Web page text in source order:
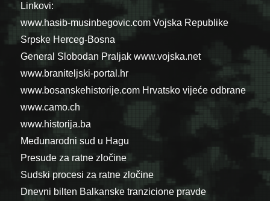
Linkovi:
www.hasib-musinbegovic.com Vojska Republike
Srpske Herceg-Bosna
General Slobodan Praljak www.vojska.net
www.braniteljski-portal.hr
www.bosanskehistorije.com Hrvatsko vijeće odbrane
www.camo.ch
www.historija.ba
Međunarodni sud u Hagu
Presude za ratne zločine
Sudski procesi za ratne zločine
Dnevni bilten Balkanske tranzicione pravde